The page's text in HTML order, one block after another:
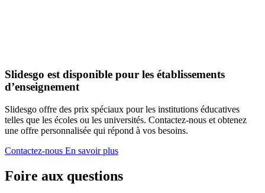
Slidesgo est disponible pour les établissements
d’enseignement
Slidesgo offre des prix spéciaux pour les institutions éducatives
telles que les écoles ou les universités. Contactez-nous et obtenez
une offre personnalisée qui répond à vos besoins.
Contactez-nous En savoir plus
Foire aux questions